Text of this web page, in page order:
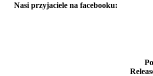
Nasi przyjaciele na facebooku: